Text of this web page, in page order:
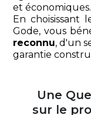
et économiques.
En choisissant
Gode, vous
reconnu, d'un
garantie
Une
sur le